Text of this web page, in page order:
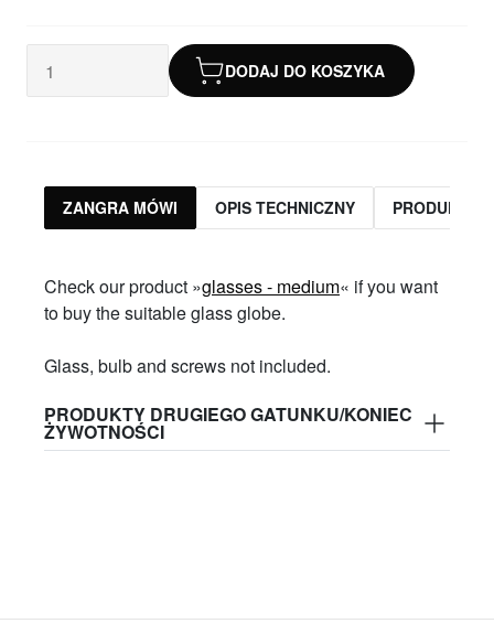
DODAJ DO KOSZYKA
ZANGRA MÓWI OPIS TECHNICZNY PRODUKTY
Check our product »glasses - medium« if you want
to buy the suitable glass globe.
Glass, bulb and screws not included.
PRODUKTY DRUGIEGO GATUNKU/KONIEC
ŻYWOTNOŚCI